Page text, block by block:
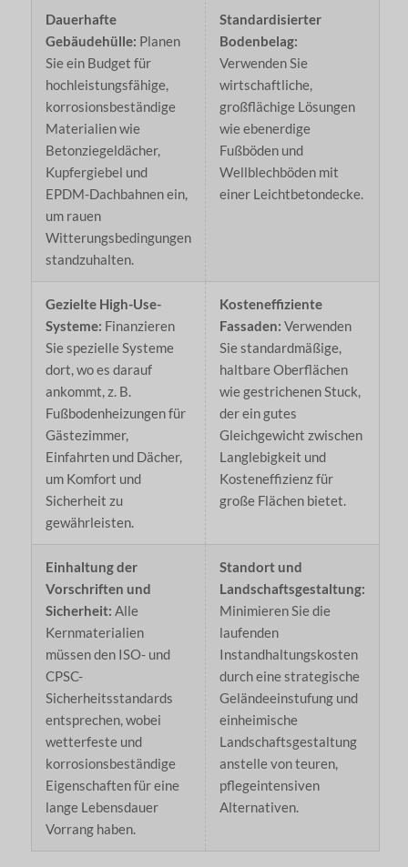
Dauerhafte
Gebäudehülle: Planen
Sie ein Budget für
hochleistungsfähige,
korrosionsbeständige
Materialien wie
Betonziegeldächer,
Kupfergiebel und
EPDM-Dachbahnen ein,
um rauen
Witterungsbedingungen
standzuhalten.
Standardisierter
Bodenbelag:
Verwenden Sie
wirtschaftliche,
großflächige Lösungen
wie ebenerdige
Fußböden und
Wellblechböden mit
einer Leichtbetondecke.
Gezielte High-Use-
Systeme: Finanzieren
Sie spezielle Systeme
dort, wo es darauf
ankommt, z. B.
Fußbodenheizungen für
Gästezimmer,
Einfahrten und Dächer,
um Komfort und
Sicherheit zu
gewährleisten.
Kosteneffiziente
Fassaden: Verwenden
Sie standardmäßige,
haltbare Oberflächen
wie gestrichenen Stuck,
der ein gutes
Gleichgewicht zwischen
Langlebigkeit und
Kosteneffizienz für
große Flächen bietet.
Einhaltung der
Vorschriften und
Sicherheit: Alle
Kernmaterialien
müssen den ISO- und
CPSC-
Sicherheitsstandards
entsprechen, wobei
wetterfeste und
korrosionsbeständige
Eigenschaften für eine
lange Lebensdauer
Vorrang haben.
Standort und
Landschaftsgestaltung:
Minimieren Sie die
laufenden
Instandhaltungskosten
durch eine strategische
Geländeeinstufung und
einheimische
Landschaftsgestaltung
anstelle von teuren,
pflegeintensiven
Alternativen.